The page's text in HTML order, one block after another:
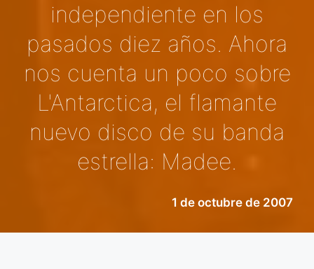
independiente en los
pasados diez años. Ahora
nos cuenta un poco sobre
L'Antarctica, el flamante
nuevo disco de su banda
estrella: Madee.
1 de octubre de 2007